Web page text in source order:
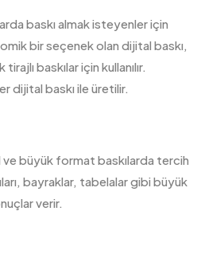
baskı almak isteyenler için
bir seçenek olan dijital baskı,
baskılar için kullanılır.
dijital baskı ile üretilir.
büyük format baskılarda tercih
bayraklar, tabelalar gibi büyük
verir.